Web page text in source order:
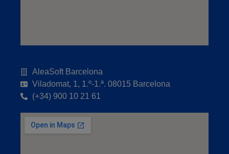
AleaSoft Barcelona
Viladomat, 1, 1.º-1.ª. 08015 Barcelona
(+34) 900 10 21 61